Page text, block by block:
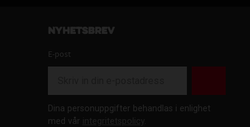
Nyhetsbrev
E-post
Dina personuppgifter behandlas i enlighet
med vår integritetspolicy